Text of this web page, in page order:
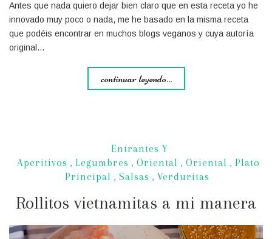
Antes que nada quiero dejar bien claro que en esta receta yo he
innovado muy poco o nada, me he basado en la misma receta
que podéis encontrar en muchos blogs veganos y cuya autoría
original…
continuar leyendo...
Entrantes Y
Aperitivos , Legumbres , Oriental , Oriental , Plato
Principal , Salsas , Verduritas
Rollitos vietnamitas a mi manera